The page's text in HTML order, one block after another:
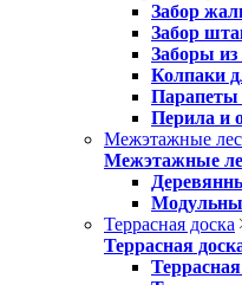
Забор
Забор
Заборы из
Колпаки
Парапеты
Перила и
Межэтажные
Межэтажные
Террасная доска
Террасная